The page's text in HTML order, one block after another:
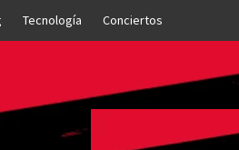
Tecnología Conciertos